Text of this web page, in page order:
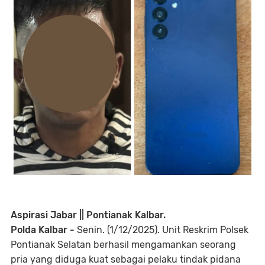
Aspirasi Jabar || Pontianak Kalbar.
Polda Kalbar - Senin. (1/12/2025). Unit Reskrim Polsek
Pontianak Selatan berhasil mengamankan seorang
pria yang diduga kuat sebagai pelaku tindak pidana